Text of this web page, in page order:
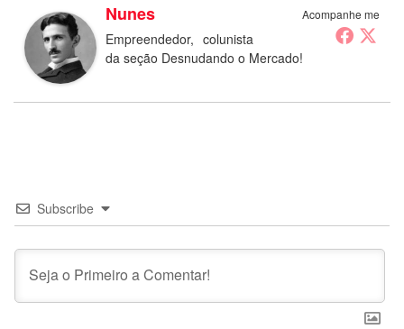
Acompanhe me
Nunes
Empreendedor, colunista
da seção Desnudando o Mercado!
Subscribe